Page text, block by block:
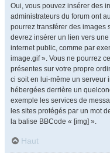
Oui, vous pouvez insérer des
administrateurs du forum ont
pourrez transférer des images
devrez insérer un lien vers
internet public, comme par
image.gif ». Vous ne pourrez
présentes sur votre propre
ci soit en lui-même un serveur
hébergées derrière un
exemple les services de
les sites protégés par un mot
la balise BBCode « [img] ».
Haut